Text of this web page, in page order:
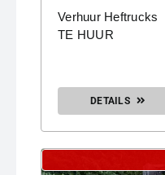
Verhuur Heftrucks
TE HUUR
DETAILS